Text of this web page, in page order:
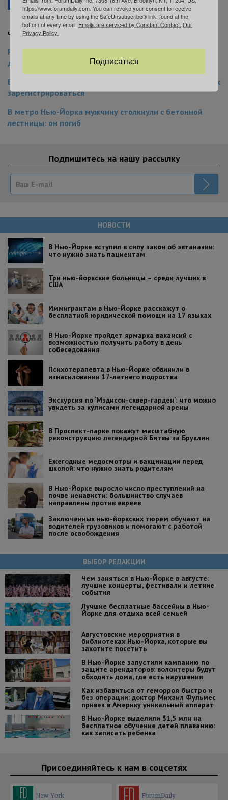
Facebook Telegram В закладки
Читайте также на ForumDaily New York:
Рынок будущего: 25 бизнес-идей, которые принесут
доход в 2026 году
В Бруклине можно бесплатно покататься на каяках: как
зарегистрироваться
В метро Нью-Йорка мужчину столкнули с бетонной
лестницы: он погиб
Подпишитесь на нашу рассылку
НОВОСТИ
В Нью-Йорке вступил в силу закон об эвтаназии:
что нужно знать пациентам
Три нью-йоркские больницы – среди лучших в
США
Иммигрантам в Нью-Йорке расскажут о
бесплатной юридической помощи на 17 языках
В Нью-Йорке пройдет ярмарка вакансий с
возможностью получить работу в день
собеседования
Психотерапевта в Нью-Йорке обвинили в
изнасиловании 17-летнего подростка
Экскурсия по ‘Мэдисон-сквер-гарден’: что можно
увидеть за кулисами легендарной арены
В Проспект-парке покажут масштабную
реконструкцию легендарной Битвы за Бруклин
Ежегодные медосмотры и вакцинации перед
школой: что нужно знать родителям
В Нью-Йорке выросло число преступлений на
почве ненависти: большинство случаев
направлены против евреев
Заключенных нью-йоркских тюрем обучают на
водителей грузовиков и помогают с работой
после освобождения
ВЫБОР РЕДАКЦИИ
Чем заняться в Нью-Йорке в августе:
лучшие концерты, фестивали и летние
события
Лучшие бесплатные бассейны в Нью-
Йорке для отдыха всей семьей
Августовские мероприятия в
библиотеках Нью-Йорка, которые вы
захотите посетить
В Нью-Йорке запустили кампанию по
защите арендаторов: волонтеры будут
обходить дома, где есть нарушения
Как избавиться от геморроя быстро и
без операции: доктор Михаил Фульмес
привез в Америку уникальный аппарат
В Нью-Йорке выделили $1,5 млн на
бесплатное обучение детей плаванию:
как записать ребенка
Присоединяйтесь к нам в соцсетях
New York ForumDaily
https://www.forumdaily.com. You can revoke your consent to receive
emails at any time by using the SafeUnsubscribe® link, found at the
bottom of every email. Emails are serviced by Constant Contact. Our
Privacy Policy.
Подписаться